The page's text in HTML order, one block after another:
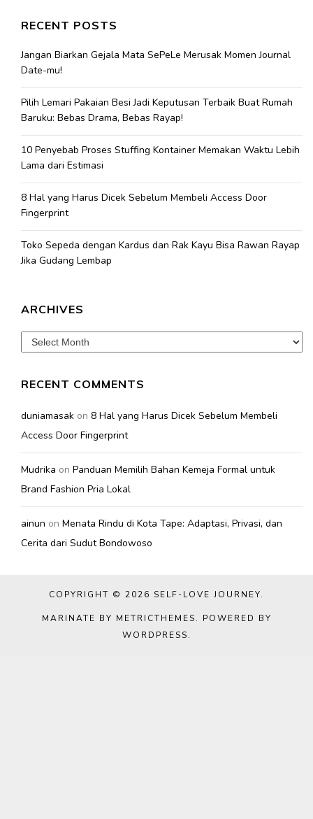
RECENT POSTS
Jangan Biarkan Gejala Mata SePeLe Merusak Momen Journal
Date-mu!
Pilih Lemari Pakaian Besi Jadi Keputusan Terbaik Buat Rumah
Baruku: Bebas Drama, Bebas Rayap!
10 Penyebab Proses Stuffing Kontainer Memakan Waktu Lebih
Lama dari Estimasi
8 Hal yang Harus Dicek Sebelum Membeli Access Door
Fingerprint
Toko Sepeda dengan Kardus dan Rak Kayu Bisa Rawan Rayap
Jika Gudang Lembap
ARCHIVES
Archives
RECENT COMMENTS
duniamasak on 8 Hal yang Harus Dicek Sebelum Membeli
Access Door Fingerprint
Mudrika on Panduan Memilih Bahan Kemeja Formal untuk
Brand Fashion Pria Lokal
ainun on Menata Rindu di Kota Tape: Adaptasi, Privasi, dan
Cerita dari Sudut Bondowoso
COPYRIGHT © 2026 SELF-LOVE JOURNEY.
MARINATE BY METRICTHEMES. POWERED BY
WORDPRESS.